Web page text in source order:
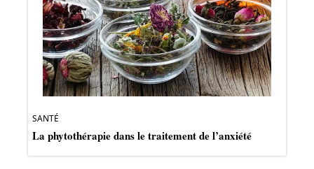
SANTÉ
La phytothérapie dans le traitement de l’anxiété